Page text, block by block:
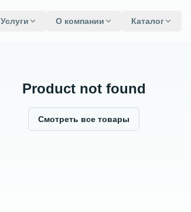
Услуги О компании Каталог
Product not found
Смотреть все товары